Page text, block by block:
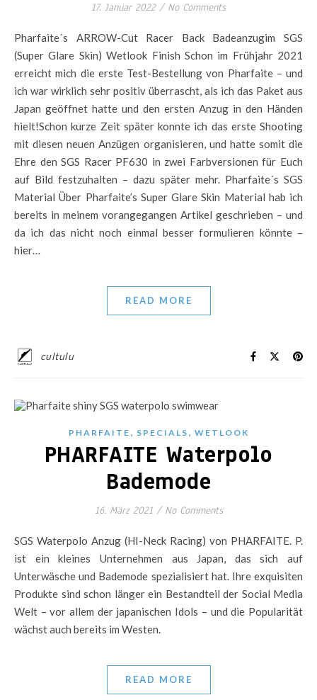
17. Januar 2022 / No Comments
Pharfaite´s ARROW-Cut Racer Back Badeanzugim SGS
(Super Glare Skin) Wetlook Finish Schon im Frühjahr 2021
erreicht mich die erste Test-Bestellung von Pharfaite – und
ich war wirklich sehr positiv überrascht, als ich das Paket aus
Japan geöffnet hatte und den ersten Anzug in den Händen
hielt!Schon kurze Zeit später konnte ich das erste Shooting
mit diesen neuen Anzügen organisieren, und hatte somit die
Ehre den SGS Racer PF630 in zwei Farbversionen für Euch
auf Bild festzuhalten – dazu später mehr. Pharfaite´s SGS
Material Über Pharfaite’s Super Glare Skin Material hab ich
bereits in meinem vorangegangen Artikel geschrieben – und
da ich das nicht noch einmal besser formulieren könnte –
hier…
READ MORE
cultulu
PHARFAITE , SPECIALS , WETLOOK
PHARFAITE Waterpolo
Bademode
16. März 2021 / No Comments
SGS Waterpolo Anzug (HI-Neck Racing) von PHARFAITE. P.
ist ein kleines Unternehmen aus Japan, das sich auf
Unterwäsche und Bademode spezialisiert hat. Ihre exquisiten
Produkte sind schon länger ein Bestandteil der Social Media
Welt – vor allem der japanischen Idols – und die Popularität
wächst auch bereits im Westen.
READ MORE